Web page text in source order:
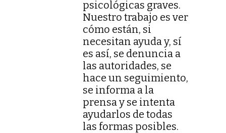
psicológicas graves.
Nuestro trabajo es ver
cómo están, si
necesitan ayuda y, sí
es así, se denuncia a
las autoridades, se
hace un seguimiento,
se informa a la
prensa y se intenta
ayudarlos de todas
las formas posibles.